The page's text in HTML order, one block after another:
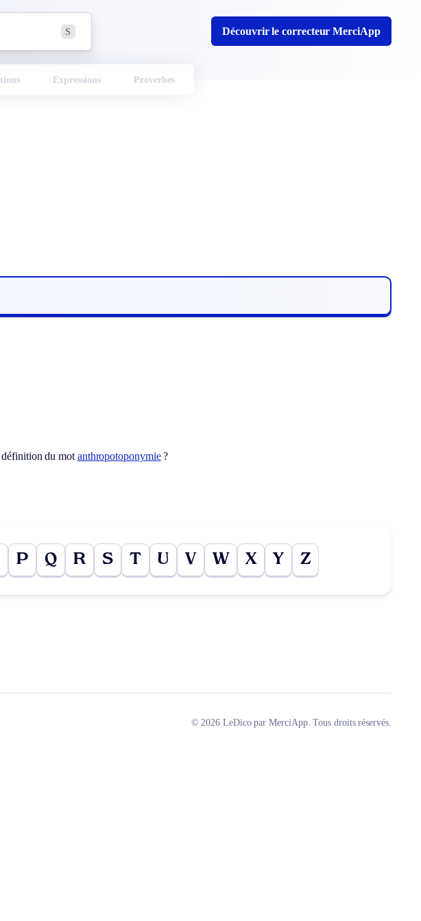
S Découvrir le correcteur MerciApp
Expressions Proverbes
définition du mot anthropotoponymie?
P Q R S T U V W X Y Z
© 2026 LeDico par MerciApp. Tous droits réservés.